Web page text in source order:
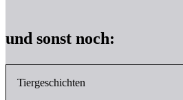
und sonst noch:
Tiergeschichten